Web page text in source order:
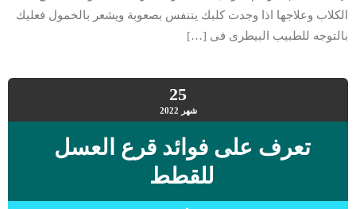
الكلاب وعلاجها اذا وجدت كلبك يتنفس بصعوبة ويشعر بالخمول فعليك
بالتوجه للطبيب البيطرى فى […]
25
شهر 2022
تعرف على فوائد قرع العسل
للقطط